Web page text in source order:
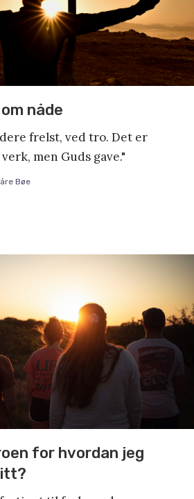
nåde
frelst, ved tro. Det er
men Guds gave."
Bøe
for hvordan jeg